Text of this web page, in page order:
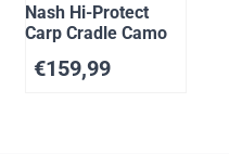
Nash Hi-Protect
Carp Cradle Camo
€159,99